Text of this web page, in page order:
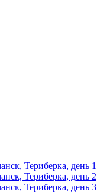
Териберка, день 1
Териберка, день 2
Териберка, день 3